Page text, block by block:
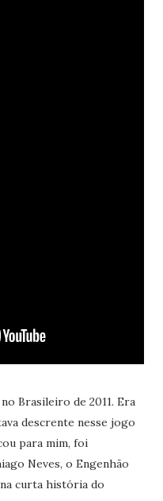
Brasileiro de 2011. Era
descrente nesse jogo
para mim, foi
Neves, o Engenhão
curta história do